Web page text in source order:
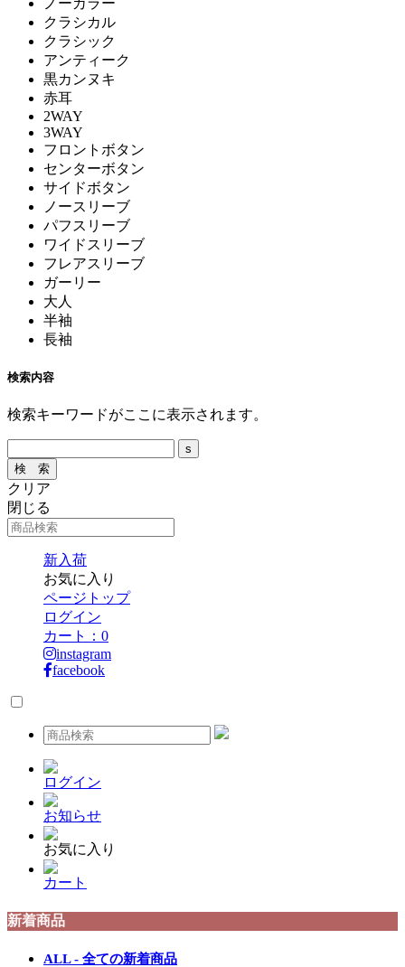
クラシカル
クラシック
アンティーク
黒カンヌキ
赤耳
2WAY
3WAY
フロントボタン
センターボタン
サイドボタン
ノースリーブ
パフスリーブ
ワイドスリーブ
フレアスリーブ
ガーリー
大人
半袖
長袖
検索内容
検索キーワードがここに表示されます。
クリア
閉じる
新入荷
お気に入り
ページトップ
ログイン
カート： 0
instagram
facebook
ログイン
お知らせ
お気に入り
カート
新着商品
ALL - 全ての新着商品